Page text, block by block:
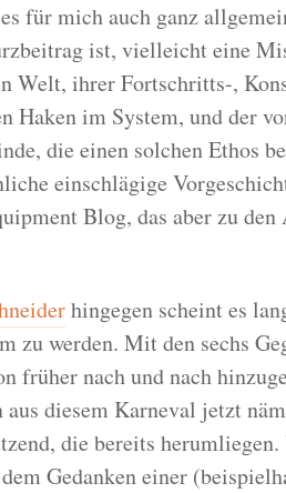
für mich auch ganz
ist, vielleicht eine
Welt, ihrer Fortschritts-,
Haken im System, und der
die einen solchen Ethos
einschlägige
Blog, das aber zu
hingegen scheint es
zu werden. Mit den sechs
früher nach und nach
diesem Karneval jetzt
die bereits
Gedanken einer